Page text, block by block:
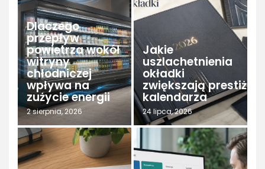
Dlaczego
przepływ
powietrza wokół
witryny
chłodniczej
wpływa na
zużycie energii
2 sierpnia, 2026
Jakie
uszlachetnienia
okładki
zwiększają prestiż
kalendarza
24 lipca, 2026